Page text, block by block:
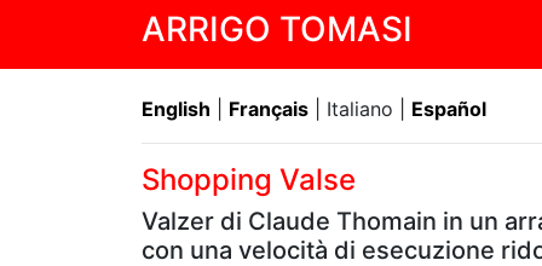
ARRIGO TOMASI
English Français | Italiano | Español
Shopping Valse
Valzer di Claude Thomain in un
con una velocità di esecuzione